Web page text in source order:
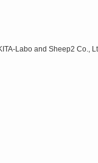
Labo and Sheep2 Co.,